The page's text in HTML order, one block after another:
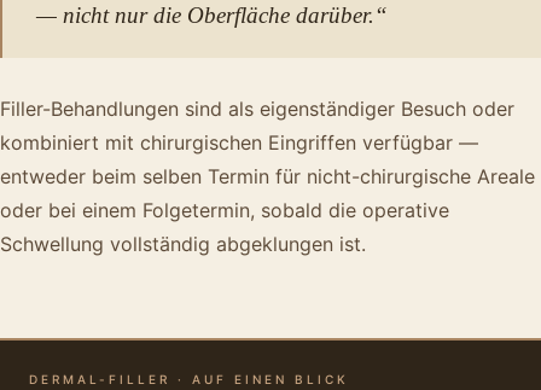
— nicht nur die Oberfläche darüber.“
Filler-Behandlungen sind als eigenständiger Besuch oder
kombiniert mit chirurgischen Eingriffen verfügbar —
entweder beim selben Termin für nicht-chirurgische Areale
oder bei einem Folgetermin, sobald die operative
Schwellung vollständig abgeklungen ist.
DERMAL-FILLER · AUF EINEN BLICK